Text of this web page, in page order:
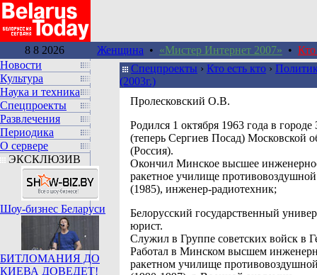
8 8 2026 Женщина • «Мистер Интернет 2007» • Кто
Новости
Культура
Наука и техника
Спецпроекты
Развлечения
Периодика
О сервере
ЭКСКЛЮЗИВ
Шоу-бизнес Беларуси
БИТЛОМАНИЯ ДО
КИЕВА ДОВЕДЕТ!
Спецпроекты › Кто есть кто ›
(2003г.)
Пролесковский О.В.
Родился 1 октября 1963 года в городе
(теперь Сергиев Посад) Московской
(Россия).
Окончил Минское высшее
ракетное училище
(1985), инженер-радиотехник;
Белорусский государственный
юрист.
Служил в Группе советских войск в
Работал в Минском высшем
ракетном училище